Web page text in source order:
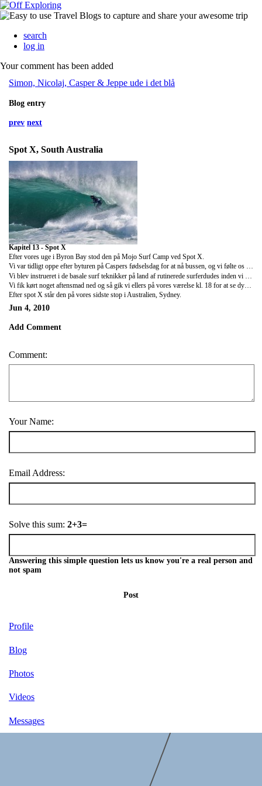
search
log in
Your comment has been added
Simon, Nicolaj, Casper & Jeppe ude i det blå
Blog entry
prev next
Spot X, South Australia
Kapitel 13 - Spot X
Efter vores uge i Byron Bay stod den på Mojo Surf Camp ved Spot X.
Vi var tidligt oppe efter byturen på Caspers fødselsdag for at nå bussen, og vi følte os ikke helt oplagte til en dag på surf skole, da tømmermændene havde meldt deres ankomst og vi havde fået alt for lidt søvn. Men efter en omgang morgenmad på Mc Donalds og lidt skønhedssøvn i bussen nåede vi frem til Spot X i en bedre tilstand. En solid frokost gjorder os derefter klar til at ride de store bølger.
Efter spot X står den på vores sidste stop i Australien, Sydney.
Jun 4, 2010
Add Comment
Comment:
Your Name:
Email Address:
Solve this sum: 2+3=
Answering this simple question lets us know you're a real person and
not spam
Post
Profile
Blog
Photos
Videos
Messages